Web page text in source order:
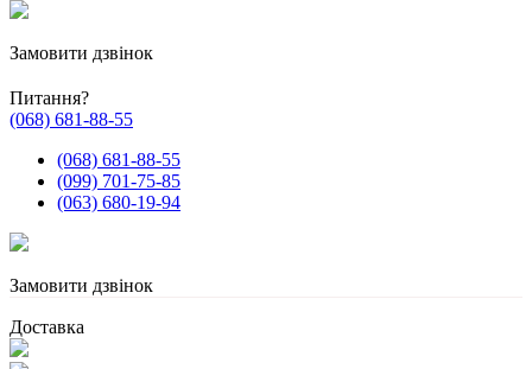
Замовити дзвінок
Питання?
(068) 681-88-55
(068) 681-88-55
(099) 701-75-85
(063) 680-19-94
Замовити дзвінок
Доставка